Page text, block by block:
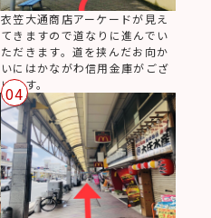
衣笠大通商店アーケードが見え
てきますので道なりに進んでい
ただきます。道を挟んだお向か
いにはかながわ信用金庫がござ
います。
04